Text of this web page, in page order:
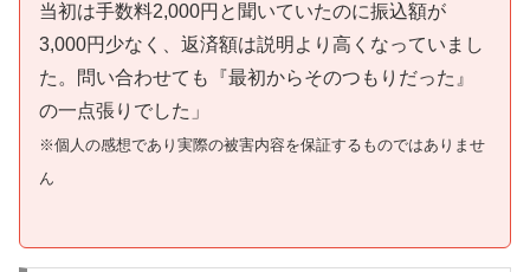
当初は手数料2,000円と聞いていたのに振込額が
3,000円少なく、返済額は説明より高くなっていまし
た。問い合わせても『最初からそのつもりだった』
の一点張りでした」
※個人の感想であり実際の被害内容を保証するものではありませ
ん